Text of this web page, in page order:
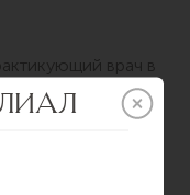
врач в
И. Жордая,